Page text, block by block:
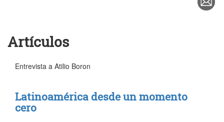
Artículos
Entrevista a Atilio Boron
Latinoamérica desde un momento
cero